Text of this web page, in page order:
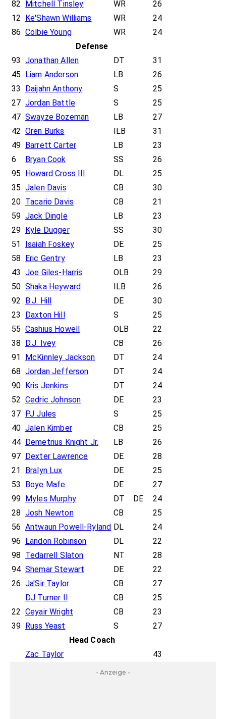
82
Mitchell Tinsley WR
26
12
Ke'Shawn Williams WR
24
86 Colbie Young WR
24
Defense
93 Jonathan Allen DT
31
45
Liam Anderson LB
26
33
Daijahn Anthony S
25
27 Jordan Battle S
25
47 Swayze Bozeman LB
27
42 Oren Burks ILB
31
49
Barrett Carter LB
23
6
Bryan Cook SS
26
95
Howard Cross III DL
25
35 Jalen Davis CB
30
20 Tacario Davis CB
21
59 Jack Dingle LB
23
29
Kyle Dugger SS
30
51
Isaiah Foskey DE
25
58
Eric Gentry LB
23
43 Joe Giles-Harris OLB
29
50 Shaka Heyward ILB
26
92
B.J. Hill DE
30
23
Daxton Hill S
25
55 Cashius Howell OLB
22
38
D.J. Ivey CB
26
91
McKinnley Jackson DT
24
68 Jordan Jefferson DT
24
90
Kris Jenkins DT
24
52 Cedric Johnson DE
23
37
PJ Jules S
25
40 Jalen Kimber CB
25
44
Demetrius Knight Jr. LB
26
97
Dexter Lawrence DE
28
21
Bralyn Lux DE
25
53
Boye Mafe DE
27
99
Myles Murphy DT DE
24
28 Josh Newton CB
25
56 Antwaun Powell-Ryland DL
24
96
Landon Robinson DL
22
98 Tedarrell Slaton NT
28
94 Shemar Stewart DE
22
26 Ja'Sir Taylor CB
27
DJ Turner II
CB
25
22 Ceyair Wright CB
23
39
Russ Yeast S
27
Head Coach
Zac Taylor
43
- Anzeige -